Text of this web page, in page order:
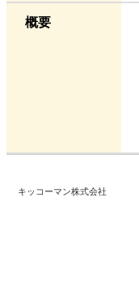
概要
キッコーマン株式会社